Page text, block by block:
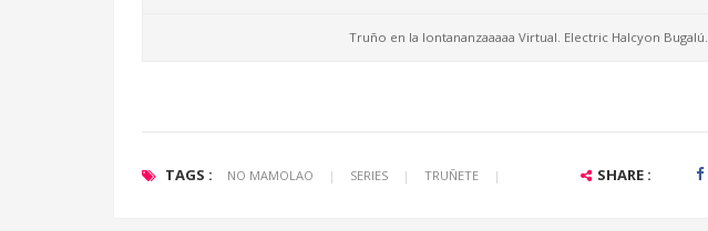
Truño en la lontananzaaaaa Virtual. Electric Halcyon Bugalú.
TAGS : NO MAMOLAO | SERIES | TRUÑETE | SHARE :